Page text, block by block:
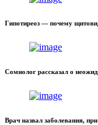
Гипотиреоз — почему
Сомнолог рассказал о
Врач назвал заболевания,